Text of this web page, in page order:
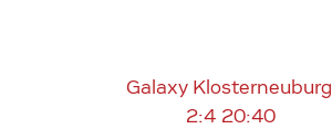
Galaxy Klosterneuburg
2:4 20:40